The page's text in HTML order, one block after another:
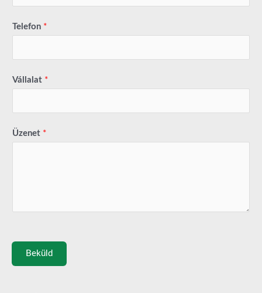
Telefon *
Vállalat *
Üzenet *
Beküld